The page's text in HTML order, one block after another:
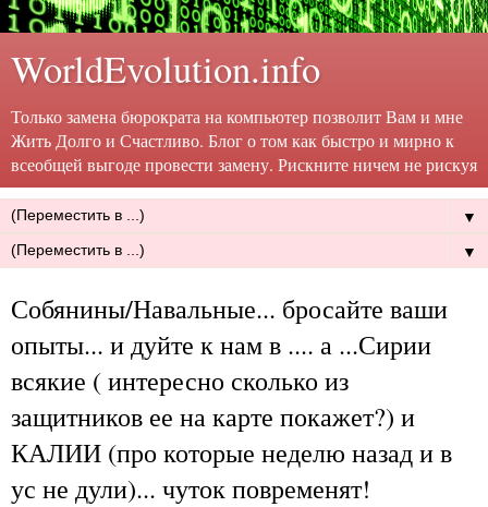
WorldEvolution.info
Только замена бюрократа на компьютер позволит Вам и мне
Жить Долго и Счастливо. Блог о том как быстро и мирно к
всеобщей выгоде провести замену. Рискните ничем не рискуя
▼
▼
Собянины/Навальные... бросайте ваши
опыты... и дуйте к нам в .... а ...Сирии
всякие ( интересно сколько из
защитников ее на карте покажет?) и
КАЛИИ (про которые неделю назад и в
ус не дули)... чуток повременят!